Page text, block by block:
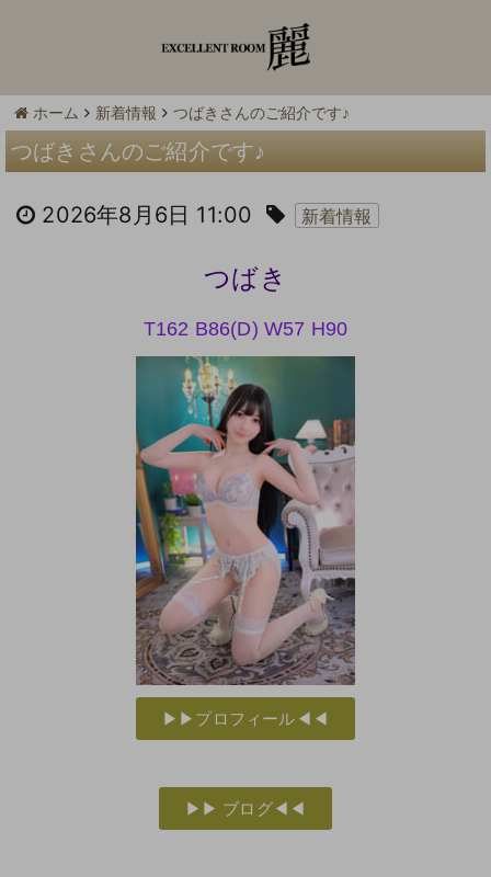
ホーム 新着情報 つばきさんのご紹介です♪
つばきさんのご紹介です♪
2026年8月6日 11:00 新着情報
つばき
T162 B86(D) W57 H90
▶▶プロフィール◀◀
▶▶ ブログ◀◀